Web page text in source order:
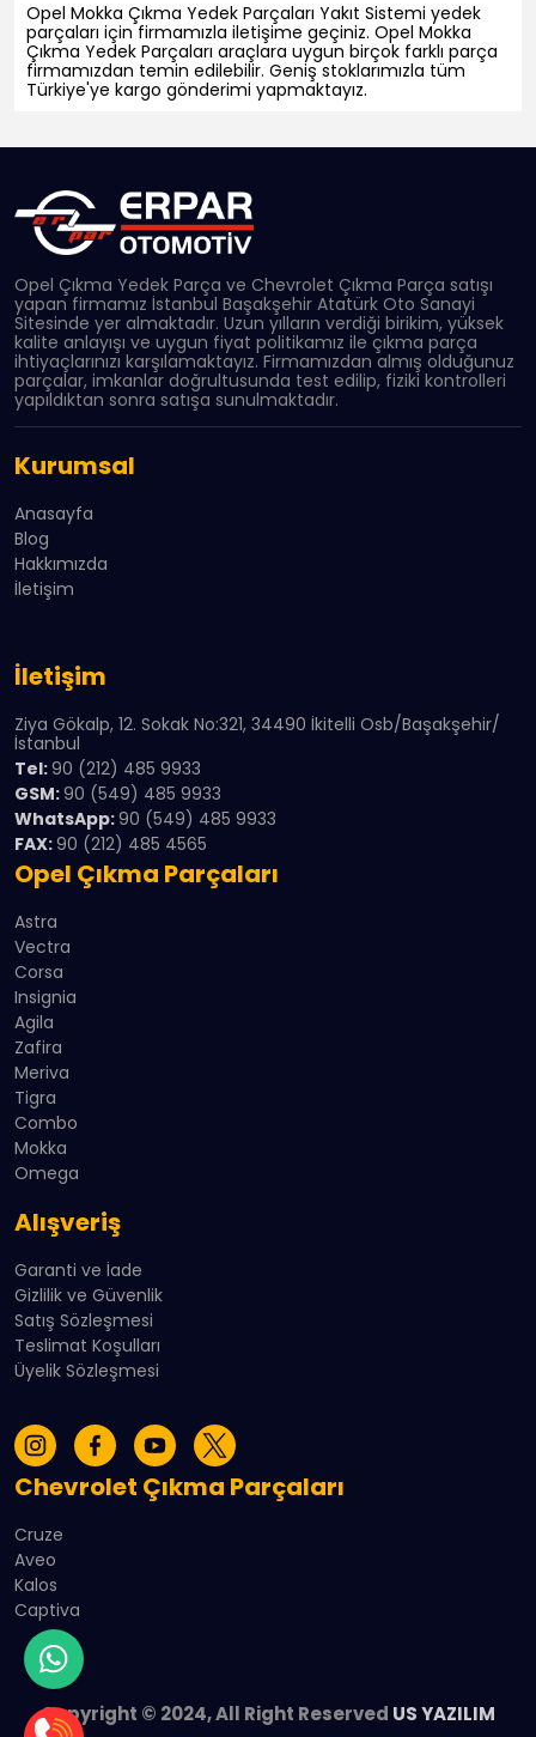
Opel Mokka Çıkma Yedek Parçaları Yakıt Sistemi yedek
parçaları için firmamızla iletişime geçiniz. Opel Mokka
Çıkma Yedek Parçaları araçlara uygun birçok farklı parça
firmamızdan temin edilebilir. Geniş stoklarımızla tüm
Türkiye'ye kargo gönderimi yapmaktayız.
Opel Çıkma Yedek Parça ve Chevrolet Çıkma Parça satışı
yapan firmamız İstanbul Başakşehir Atatürk Oto Sanayi
Sitesinde yer almaktadır. Uzun yılların verdiği birikim, yüksek
kalite anlayışı ve uygun fiyat politikamız ile çıkma parça
ihtiyaçlarınızı karşılamaktayız. Firmamızdan almış olduğunuz
parçalar, imkanlar doğrultusunda test edilip, fiziki kontrolleri
yapıldıktan sonra satışa sunulmaktadır.
Kurumsal
Anasayfa
Blog
Hakkımızda
İletişim
İletişim
Ziya Gökalp, 12. Sokak No:321, 34490 İkitelli Osb/Başakşehir/
İstanbul
Tel:90 (212) 485 9933
GSM:90 (549) 485 9933
WhatsApp:90 (549) 485 9933
FAX:90 (212) 485 4565
Opel Çıkma Parçaları
Astra
Vectra
Corsa
Insignia
Agila
Zafira
Meriva
Tigra
Combo
Mokka
Omega
Alışveriş
Garanti ve İade
Gizlilik ve Güvenlik
Satış Sözleşmesi
Teslimat Koşulları
Üyelik Sözleşmesi
Chevrolet Çıkma Parçaları
Cruze
Aveo
Kalos
Captiva
Copyright © 2024, All Right Reserved US YAZILIM